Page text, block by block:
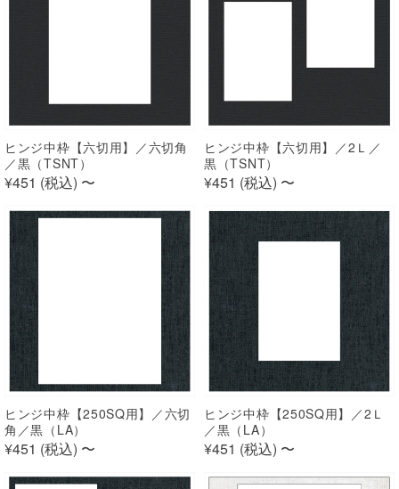
ヒンジ中枠【六切用】／六切角
／黒（TSNT）
¥451 (税込) 〜
ヒンジ中枠【六切用】／2Ｌ／
黒（TSNT）
¥451 (税込) 〜
ヒンジ中枠【250SQ用】／六切
角／黒（LA）
¥451 (税込) 〜
ヒンジ中枠【250SQ用】／2Ｌ
／黒（LA）
¥451 (税込) 〜